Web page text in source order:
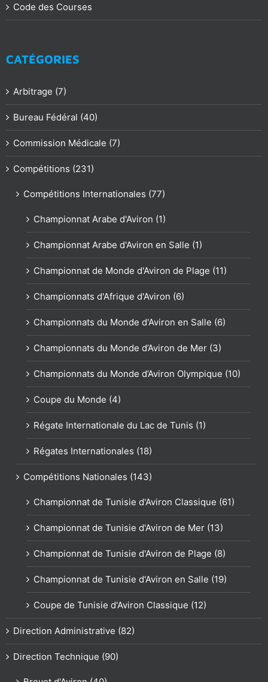
Code des Courses
CATÉGORIES
Arbitrage (7)
Bureau Fédéral (40)
Commission Médicale (7)
Compétitions (231)
Compétitions Internationales (77)
Championnat Arabe d'Aviron (1)
Championnat Arabe d'Aviron en Salle (1)
Championnat de Monde d'Aviron de Plage (11)
Championnats d'Afrique d'Aviron (6)
Championnats du Monde d'Aviron en Salle (6)
Championnats du Monde d’Aviron de Mer (3)
Championnats du Monde d’Aviron Olympique (10)
Coupe du Monde (4)
Régate Internationale du Lac de Tunis (1)
Régates Internationales (18)
Compétitions Nationales (143)
Championnat de Tunisie d'Aviron Classique (61)
Championnat de Tunisie d'Aviron de Mer (13)
Championnat de Tunisie d'Aviron de Plage (8)
Championnat de Tunisie d'Aviron en Salle (19)
Coupe de Tunisie d'Aviron Classique (12)
Direction Administrative (82)
Direction Technique (90)